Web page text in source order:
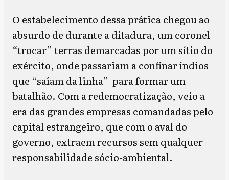
O estabelecimento dessa prática chegou ao
absurdo de durante a ditadura, um coronel
“trocar” terras demarcadas por um sítio do
exército, onde passariam a confinar índios
que “saíam da linha” para formar um
batalhão. Com a redemocratização, veio a
era das grandes empresas comandadas pelo
capital estrangeiro, que com o aval do
governo, extraem recursos sem qualquer
responsabilidade sócio-ambiental.